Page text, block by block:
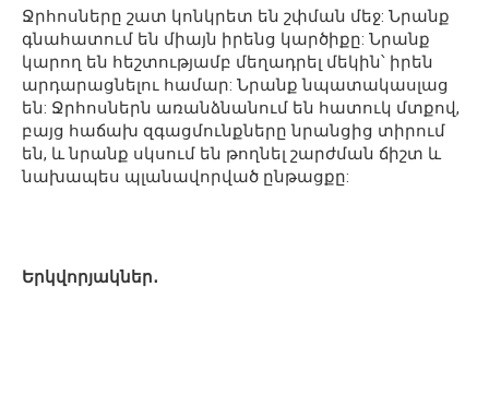
Ջրհոսները շատ կոնկրետ են շփման մեջ: Նրանք
գնահատում են միայն իրենց կարծիքը: Նրանք
կարող են հեշտությամբ մեղադրել մեկին՝ իրեն
արդարացնելու համար: Նրանք նպատակասլաց
են: Ջրհոսներն առանձնանում են հատուկ մտքով,
բայց հաճախ զգացմունքները նրանցից տիրում
են, և նրանք սկսում են թողնել շարժման ճիշտ և
նախապես պլանավորված ընթացքը:
Երկվորյակներ․